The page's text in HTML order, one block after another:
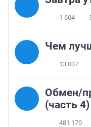
1 604
Чем
13 037
Обмен/
(часть 4)
481 170